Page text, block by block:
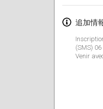
追加情
(SMS)
Venir
2025